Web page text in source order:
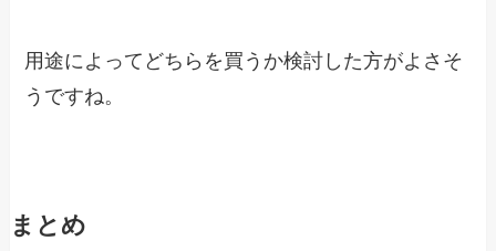
用途によってどちらを買うか検討した方がよさそ
うですね。
まとめ